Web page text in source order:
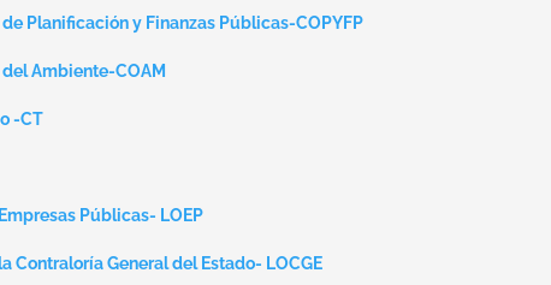
Planificación y Finanzas Públicas-COPYFP
Ambiente-COAM
-CT
Públicas- LOEP
Contraloría General del Estado- LOCGE